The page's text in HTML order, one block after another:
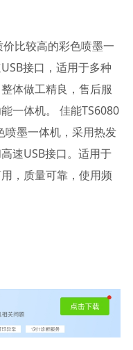
比较高的彩色喷墨一
接口，适用于多种
体做工精良，售后服
一体机。 佳能TS6080
喷墨一体机，采用热发
速USB接口。适用于
，质量可靠，使用频